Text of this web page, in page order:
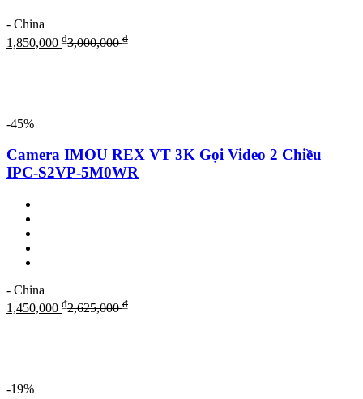
- China
1,850,000 ₫3,000,000₫
-45%
Camera IMOU REX VT 3K Gọi Video 2 Chiều
IPC-S2VP-5M0WR
- China
1,450,000 ₫2,625,000₫
-19%